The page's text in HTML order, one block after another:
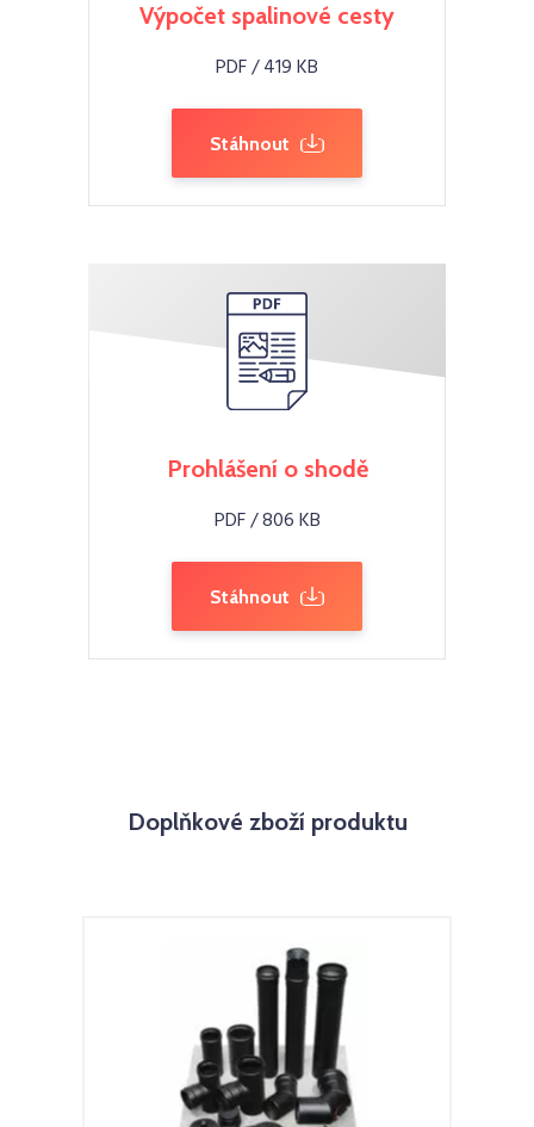
Výpočet spalinové cesty
PDF / 419 KB
Stáhnout
Prohlášení o shodě
PDF / 806 KB
Stáhnout
Doplňkové zboží produktu